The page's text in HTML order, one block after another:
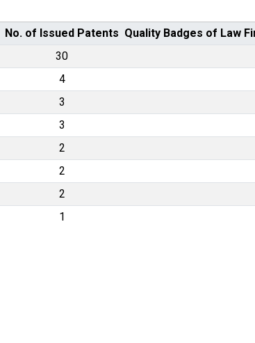
No. of Issued Patents Quality Badges of Law
30
4
3
3
2
2
2
1